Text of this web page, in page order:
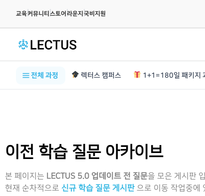
교육|커뮤니티 |스토어 |라운지 |국비지원
전체 과정 렉터스 캠퍼스 1+1=180일 패키지
이전 학습 질문 아카이브
본 페이지는 LECTUS 5.0 업데이트 전 질문을 모은 게시판
현재 순차적으로 신규 학습 질문 게시판 으로 이동 작업중에